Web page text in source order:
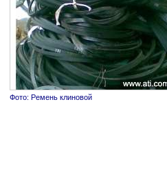
Фото: Ремень клиновой